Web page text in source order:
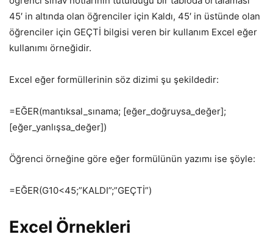
45′ in altında olan öğrenciler için Kaldı, 45′ in üstünde olan
öğrenciler için GEÇTİ bilgisi veren bir kullanım Excel eğer
kullanımı örneğidir.
Excel eğer formüllerinin söz dizimi şu şekildedir:
=EĞER(mantıksal_sınama; [eğer_doğruysa_değer];
[eğer_yanlışsa_değer])
Öğrenci örneğine göre eğer formülünün yazımı ise şöyle:
=EĞER(G10<45;”KALDI”;”GEÇTİ”)
Excel Örnekleri